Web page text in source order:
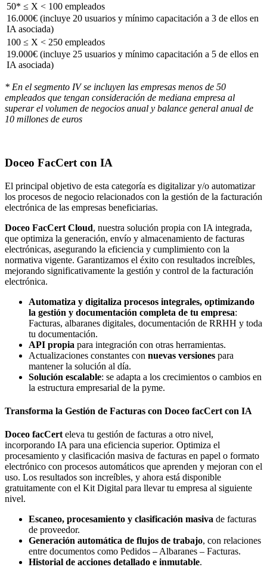
50* ≤ X < 100 empleados
16.000€ (incluye 20 usuarios y mínimo capacitación a 3 de ellos en
IA asociada)
100 ≤ X < 250 empleados
19.000€ (incluye 25 usuarios y mínimo capacitación a 5 de ellos en
IA asociada)
* En el segmento IV se incluyen las empresas menos de 50
empleados que tengan consideración de mediana empresa al
superar el volumen de negocios anual y balance general anual de
10 millones de euros
Doceo FacCert con IA
El principal objetivo de esta categoría es digitalizar y/o automatizar
los procesos de negocio relacionados con la gestión de la facturación
electrónica de las empresas beneficiarias.
Doceo FacCert Cloud, nuestra solución propia con IA integrada,
que optimiza la generación, envío y almacenamiento de facturas
electrónicas, asegurando la eficiencia y cumplimiento con la
normativa vigente. Garantizamos el éxito con resultados increíbles,
mejorando significativamente la gestión y control de la facturación
electrónica.
Automatiza y digitaliza procesos integrales, optimizando
la gestión y documentación completa de tu empresa:
Facturas, albaranes digitales, documentación de RRHH y toda
tu documentación.
API propia para integración con otras herramientas.
Actualizaciones constantes con nuevas versiones para
mantener la solución al día.
Solución escalable: se adapta a los crecimientos o cambios en
la estructura empresarial de la pyme.
Transforma la Gestión de Facturas con Doceo facCert con IA
Doceo facCerteleva tu gestión de facturas a otro nivel,
incorporando IA para una eficiencia superior. Optimiza el
procesamiento y clasificación masiva de facturas en papel o formato
electrónico con procesos automáticos que aprenden y mejoran con el
uso. Los resultados son increíbles, y ahora está disponible
gratuitamente con el Kit Digital para llevar tu empresa al siguiente
nivel.
Escaneo, procesamiento y clasificación masiva de facturas
de proveedor.
Generación automática de flujos de trabajo, con relaciones
entre documentos como Pedidos – Albaranes – Facturas.
Historial de acciones detallado e inmutable.